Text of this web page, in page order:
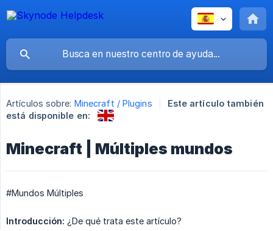
Artículos sobre: Minecraft / Plugins
Este artículo también
está disponible en:
Minecraft | Múltiples mundos
#Mundos Múltiples
Introducción: ¿De qué trata este artículo?